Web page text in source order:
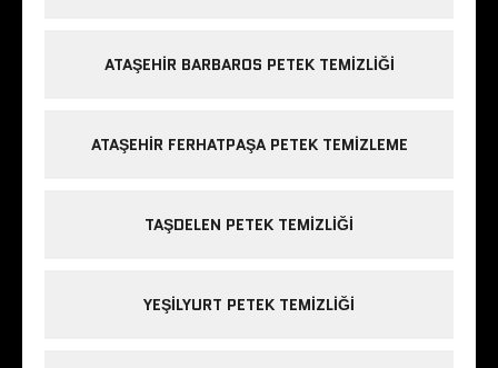
ATAŞEHIR BARBAROS PETEK TEMIZLIĞI
ATAŞEHIR FERHATPAŞA PETEK TEMIZLEME
TAŞDELEN PETEK TEMIZLIĞI
YEŞILYURT PETEK TEMIZLIĞI